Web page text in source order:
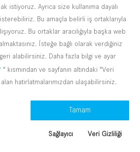
| Veri koruması | Yasal hatırlatmalar
istiyoruz. Ayrıca size kullanıma dayalı
Bu amaçla belirli iş ortaklarıyla
Bu ortaklar aracılığıyla başka web
İsteğe bağlı olarak verdiğiniz
alabilirsiniz. Daha fazla bilgi ve ayar
" kısmından ve sayfanın altındaki "Veri
hatırlatmalarımızdan ulaşabilirsiniz.
Tamam
Sağlayıcı Veri Gizliliği